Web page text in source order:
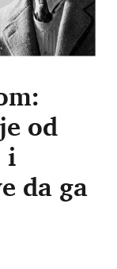
od
i
da ga